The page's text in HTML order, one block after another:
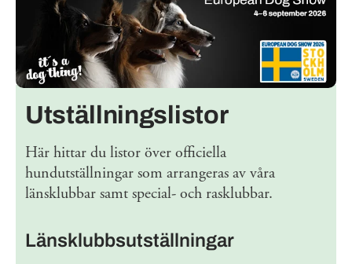
Utställningslistor
Här hittar du listor över officiella
hundutställningar som arrangeras av våra
länsklubbar samt special- och rasklubbar.
Länsklubbsutställningar